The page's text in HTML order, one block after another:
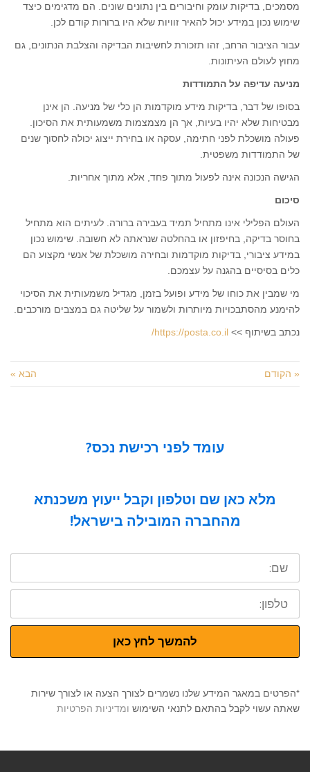
מסמכים, בדיקות עומק וחיבורים בין נתונים שונים. הם מדגימים כיצד
שימוש נכון במידע יכול להאיר זוויות שלא היו ברורות קודם לכן.
עבור הציבור הרחב, זהו תזכורת לחשיבות הבדיקה והצלבת הנתונים, גם
מחוץ לעולם העיתונות.
מניעה עדיפה על התמודדות
בסופו של דבר, בדיקות מידע מוקדמות הן כלי של מניעה. הן אינן
מבטיחות שלא יהיו בעיות, אך הן מצמצמות משמעותית את הסיכון.
פעולה מושכלת לפני חתימה, עסקה או בחירת ייצוג יכולה לחסוך שנים
של התמודדות משפטית.
הגישה הנכונה אינה לפעול מתוך פחד, אלא מתוך אחריות.
סיכום
העולם הפלילי אינו מתחיל תמיד בעבירה ברורה. לעיתים הוא מתחיל
בחוסר בדיקה, בחיפזון או בהחלטה שנראתה לא חשובה. שימוש נכון
במידע ציבורי, בדיקות מוקדמות ובחירה מושכלת של אנשי מקצוע הם
כלים בסיסיים בהגנה על עצמכם.
מי שמבין את כוחו של מידע ופועל בזמן, מגדיל משמעותית את הסיכוי
להימנע מהסתבכויות מיותרות ולשמור על שליטה גם במצבים מורכבים.
נכתב בשיתוף >> https://posta.co.il/
« הקודם הבא »
עומד לפני רכישת נכס?
מלא כאן שם וטלפון וקבל ייעוץ משכנתא
מהחברה המובילה בישראל!
שם:
טלפון:
להמשך לחץ כאן
*הפרטים במאגר המידע שלנו נשמרים לצורך הצעה או לצורך שירות
שאתה עשוי לקבל בהתאם לתנאי השימוש ומדיניות הפרטיות